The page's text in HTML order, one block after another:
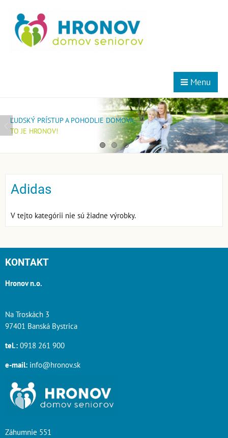
Menu
ĽUDSKÝ PRÍSTUP A POHODLIE DOMOVA,
TO JE HRONOV!
MOMENTÁLNE NEMÁME VOĽNÉ MIESTA V ŠPECIALIZOVANOM
ZARIADENÍ!
POŠLITE SI ŽIADOSŤ A ZARADÍME VÁS DO PORADOVNÍKA.
AK MÁTE ZÁUJEM BYŤ NAŠIM KLIENTOM V DOMOVE PRE SENIOROV,
POŠTITE SI ŽIADOSŤ.
ZARADÍME VÁS DO PORADOVNÍKA.
Adidas
V tejto kategórii nie sú žiadne výrobky.
KONTAKT
Hronov n.o.
Na Troskách 3
97401 Banská Bystrica
tel.: 0918 261 900
e-mail: info@hronov.sk
Záhumnie 551